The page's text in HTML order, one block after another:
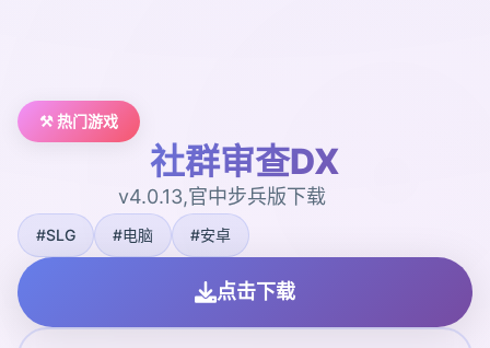
⚒️ 热门游戏
社群审查DX
v4.0.13,官中步兵版下载
#SLG #电脑 #安卓
点击下载